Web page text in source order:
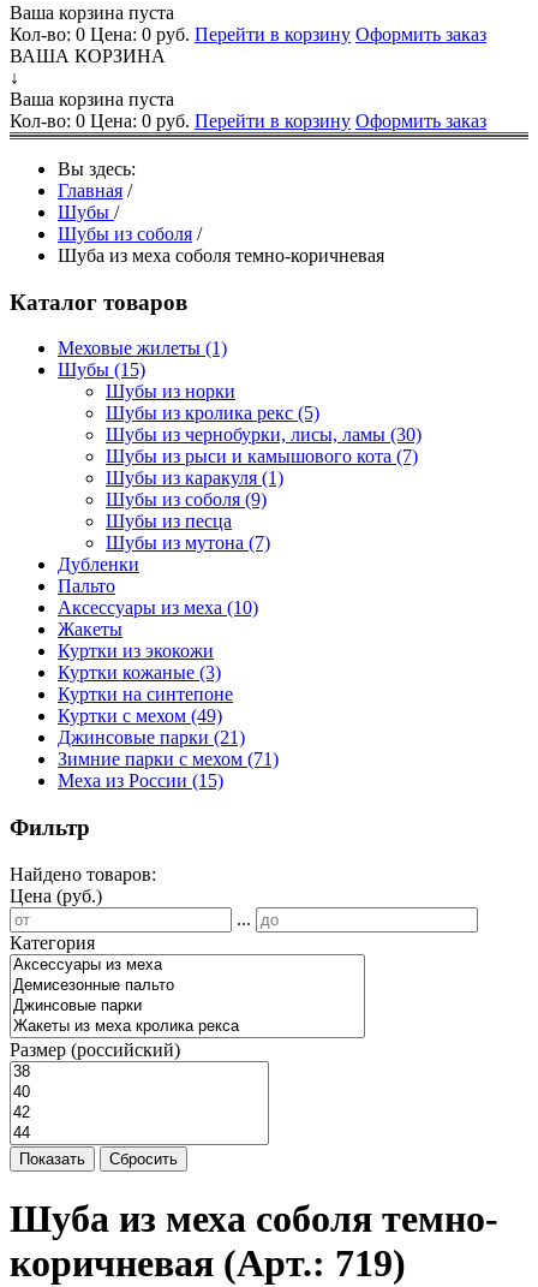
Ваша корзина пуста
Кол-во: 0 Цена: 0 руб. Перейти в корзину Оформить заказ
ВАША КОРЗИНА
↓
Ваша корзина пуста
Кол-во: 0 Цена: 0 руб. Перейти в корзину Оформить заказ
Вы здесь:
Главная /
Шубы /
Шубы из соболя /
Шуба из меха соболя темно-коричневая
Каталог товаров
Меховые жилеты (1)
Шубы (15)
Шубы из норки
Шубы из кролика рекс (5)
Шубы из чернобурки, лисы, ламы (30)
Шубы из рыси и камышового кота (7)
Шубы из каракуля (1)
Шубы из соболя (9)
Шубы из песца
Шубы из мутона (7)
Дубленки
Пальто
Аксессуары из меха (10)
Жакеты
Куртки из экокожи
Куртки кожаные (3)
Куртки на синтепоне
Куртки с мехом (49)
Джинсовые парки (21)
Зимние парки с мехом (71)
Меха из России (15)
Фильтр
Найдено товаров:
Цена (руб.)
...
Категория
Размер (российский)
Показать Сбросить
Шуба из меха соболя темно-
коричневая (Арт.: 719)